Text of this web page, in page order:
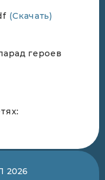
(Скачать)
героев
2026